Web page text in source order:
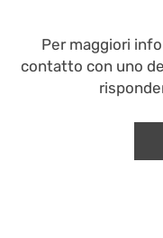
Per maggiori
contatto con uno